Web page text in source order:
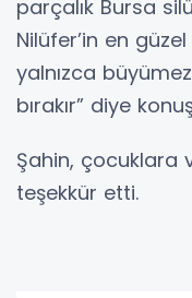
parçalık Bursa
Nilüfer’in en
yalnızca
bırakır” diye
Şahin, çocuklara
teşekkür etti.